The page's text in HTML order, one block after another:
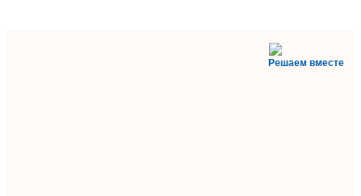
Решаем вместе